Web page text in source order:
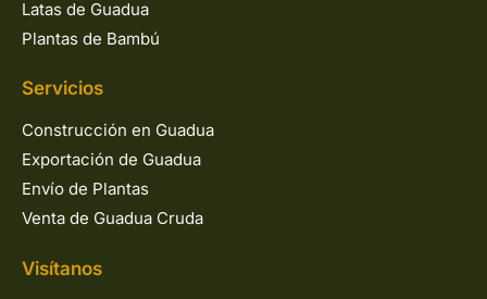
Latas de Guadua
Plantas de Bambú
Servicios
Construcción en Guadua
Exportación de Guadua
Envío de Plantas
Venta de Guadua Cruda
Visítanos